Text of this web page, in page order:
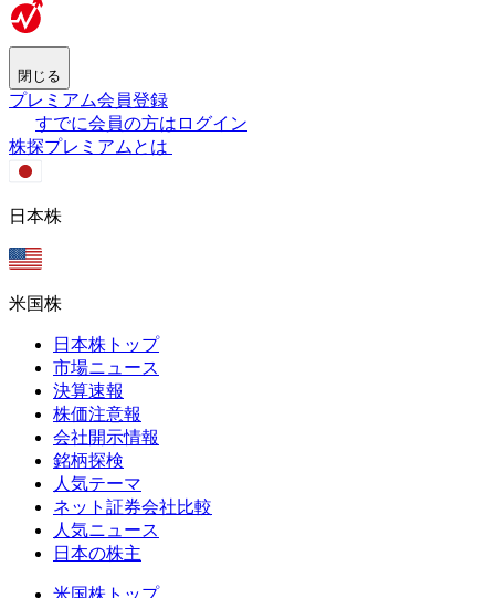
閉じる
プレミアム会員登録
すでに会員の方はログイン
株探プレミアムとは
日本株
米国株
日本株トップ
市場ニュース
決算速報
株価注意報
会社開示情報
銘柄探検
人気テーマ
ネット証券会社比較
人気ニュース
日本の株主
米国株トップ